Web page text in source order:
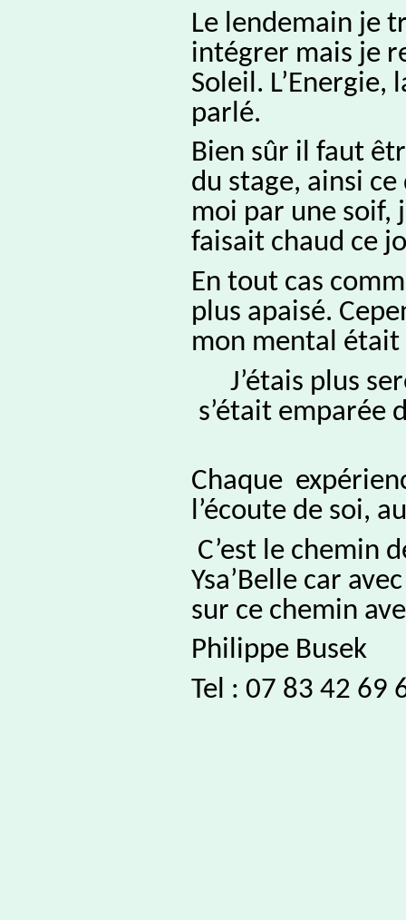
Le lendemain je
intégrer mais je
Soleil.
parlé.
Bien sûr il faut
du stage, ainsi
moi par une soif,
faisait chaud ce
En tout cas
plus apaisé.
mon mental
J’étais plus
s’était emparée
Chaque
l’écoute de soi,
C’est le chemin
Ysa’Belle car
sur ce chemin
Philippe Busek
Tel : 07 83 42 69